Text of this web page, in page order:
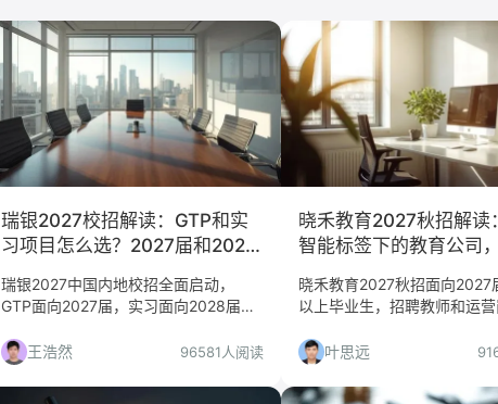
市场营销 会计学
瑞银2027校招解读：GTP和实
习项目怎么选？2027届和2028
瑞银2027中国内地校招全面启动，
GTP面向2027届，实习面向2028届，
策角度解读项目选择、申请流程与准备
策略，帮你判断是否值得投递。
王浩然 96581人阅读
晓禾教育2027秋招解读
智能标签下的教育公司
晓禾教育2027秋招面向2027
以上毕业生，招聘教师和运营
实际是教育公司，本文帮你
得投递。
叶思远